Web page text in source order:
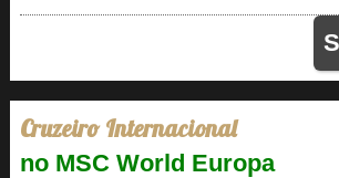
Cruzeiro Internacional
no MSC World Europa